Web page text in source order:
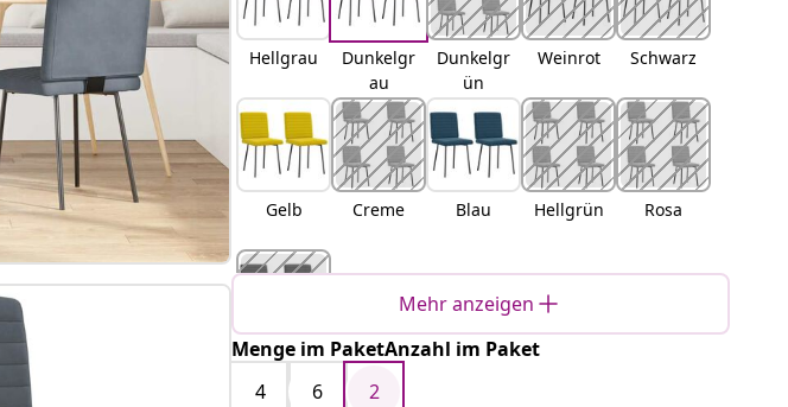
Hellgrau
Dunkelgr
au
Dunkelgr
ün
Weinrot Schwarz
Gelb Creme Blau Hellgrün Rosa
Braun
Mehr anzeigen
Menge im PaketAnzahl im Paket
4
6 2